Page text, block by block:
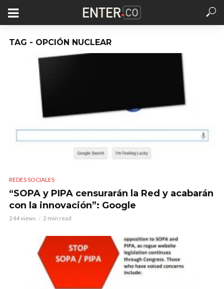
TAG - OPCIÓN NUCLEAR
REDES SOCIALES
“SOPA y PIPA censurarán la Red y acabarán
con la innovación”: Google
244 views 2 min read